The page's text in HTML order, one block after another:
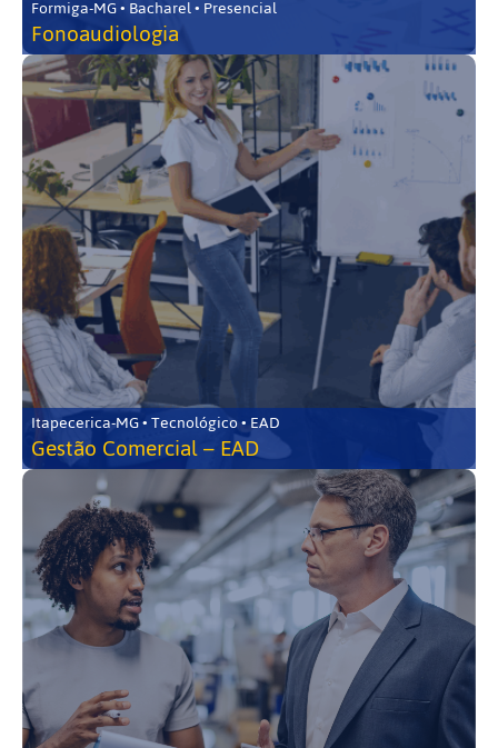
Formiga-MG • Bacharel • Presencial
Fonoaudiologia
Itapecerica-MG • Tecnológico • EAD
Gestão Comercial – EAD